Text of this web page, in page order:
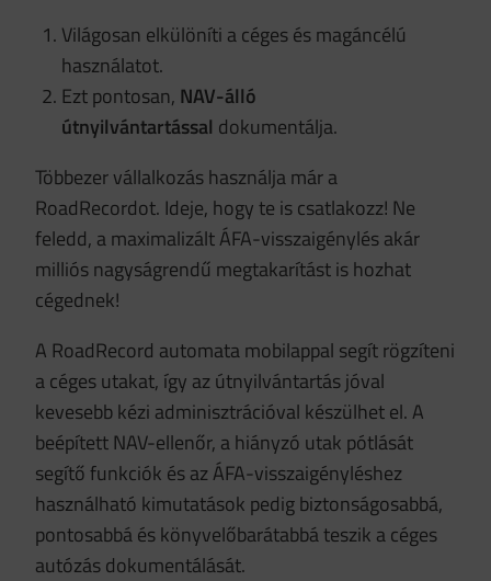
Világosan elkülöníti a céges és magáncélú
használatot.
Ezt pontosan, NAV-álló
útnyilvántartással dokumentálja.
Többezer vállalkozás használja már a
RoadRecordot. Ideje, hogy te is csatlakozz! Ne
feledd, a maximalizált ÁFA-visszaigénylés akár
milliós nagyságrendű megtakarítást is hozhat
cégednek!
A RoadRecord automata mobilappal segít rögzíteni
a céges utakat, így az útnyilvántartás jóval
kevesebb kézi adminisztrációval készülhet el. A
beépített NAV-ellenőr, a hiányzó utak pótlását
segítő funkciók és az ÁFA-visszaigényléshez
használható kimutatások pedig biztonságosabbá,
pontosabbá és könyvelőbarátabbá teszik a céges
autózás dokumentálását.